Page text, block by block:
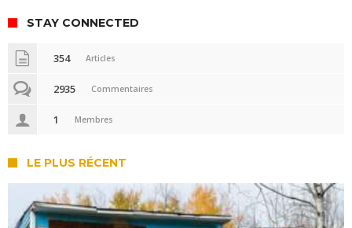
STAY CONNECTED
354 Articles
2935 Commentaires
1 Membres
LE PLUS RÉCENT